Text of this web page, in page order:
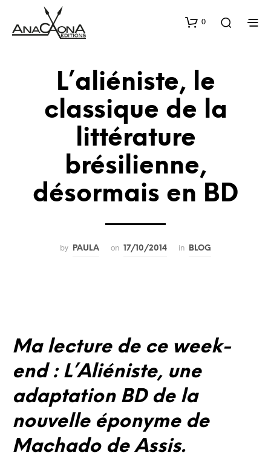
0
L’aliéniste, le
classique de la
littérature
brésilienne,
désormais en BD
by PAULA on 17/10/2014 in BLOG
Ma lecture de ce week-
end : L’Aliéniste, une
adaptation BD de la
nouvelle éponyme de
Machado de Assis.